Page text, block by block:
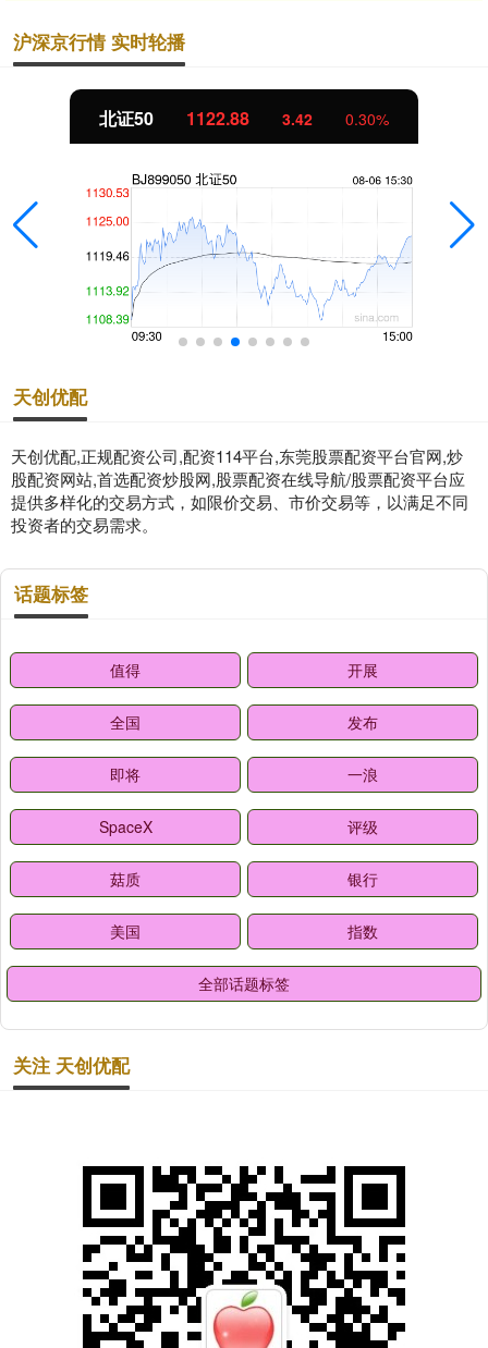
沪深京行情 实时轮播
北证50 1122.88 3.42 0.30%
天创优配
天创优配,正规配资公司,配资114平台,东莞股票配资平台官网,炒
股配资网站,首选配资炒股网,股票配资在线导航/股票配资平台应
提供多样化的交易方式，如限价交易、市价交易等，以满足不同
投资者的交易需求。
话题标签
值得 开展
全国 发布
即将 一浪
SpaceX 评级
菇质 银行
美国 指数
全部话题标签
关注 天创优配